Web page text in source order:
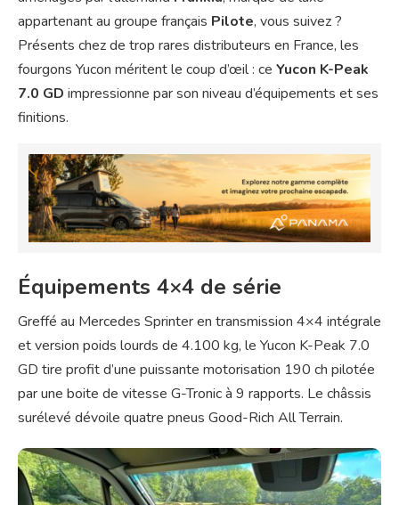
appartenant au groupe français Pilote, vous suivez ?
Présents chez de trop rares distributeurs en France, les
fourgons Yucon méritent le coup d’œil : ce Yucon K-Peak
7.0 GD impressionne par son niveau d’équipements et ses
finitions.
Équipements 4×4 de série
Greffé au Mercedes Sprinter en transmission 4×4 intégrale
et version poids lourds de 4.100 kg, le Yucon K-Peak 7.0
GD tire profit d’une puissante motorisation 190 ch pilotée
par une boite de vitesse G-Tronic à 9 rapports. Le châssis
surélevé dévoile quatre pneus Good-Rich All Terrain.